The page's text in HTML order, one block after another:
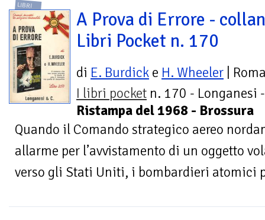
LIBRI
A Prova di Errore -
Libri Pocket n. 170
di E. Burdick e H. Wheeler |
I libri pocket n. 170 - Longanesi -
Ristampa del 1968 - Brossura
Quando il Comando strategico aereo
allarme per l’avvistamento di un oggetto
verso gli Stati Uniti, i bombardieri atomici